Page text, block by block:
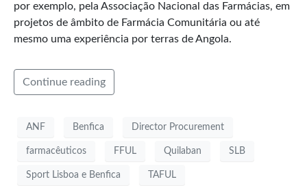
por exemplo, pela Associação Nacional das Farmácias, em
projetos de âmbito de Farmácia Comunitária ou até
mesmo uma experiência por terras de Angola.
Continue reading
ANF Benfica Director Procurement
farmacêuticos FFUL Quilaban SLB
Sport Lisboa e Benfica TAFUL